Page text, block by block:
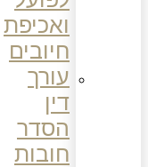
ואכיפת
חיובים
עורך
דין
הסדר
חובות